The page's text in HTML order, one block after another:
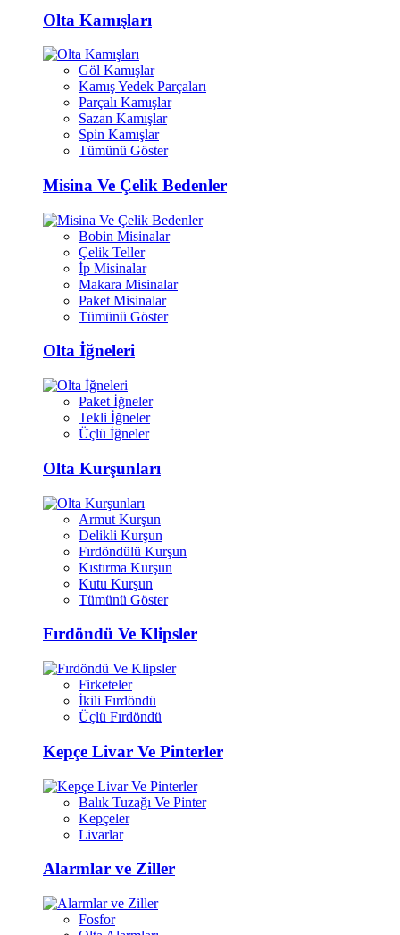
Olta Kamışları
Göl Kamışlar
Kamış Yedek Parçaları
Parçalı Kamışlar
Sazan Kamışlar
Spin Kamışlar
Tümünü Göster
Misina Ve Çelik Bedenler
Bobin Misinalar
Çelik Teller
İp Misinalar
Makara Misinalar
Paket Misinalar
Tümünü Göster
Olta İğneleri
Paket İğneler
Tekli İğneler
Üçlü İğneler
Olta Kurşunları
Armut Kurşun
Delikli Kurşun
Fırdöndülü Kurşun
Kıstırma Kurşun
Kutu Kurşun
Tümünü Göster
Fırdöndü Ve Klipsler
Firketeler
İkili Fırdöndü
Üçlü Fırdöndü
Kepçe Livar Ve Pinterler
Balık Tuzağı Ve Pinter
Kepçeler
Livarlar
Alarmlar ve Ziller
Fosfor